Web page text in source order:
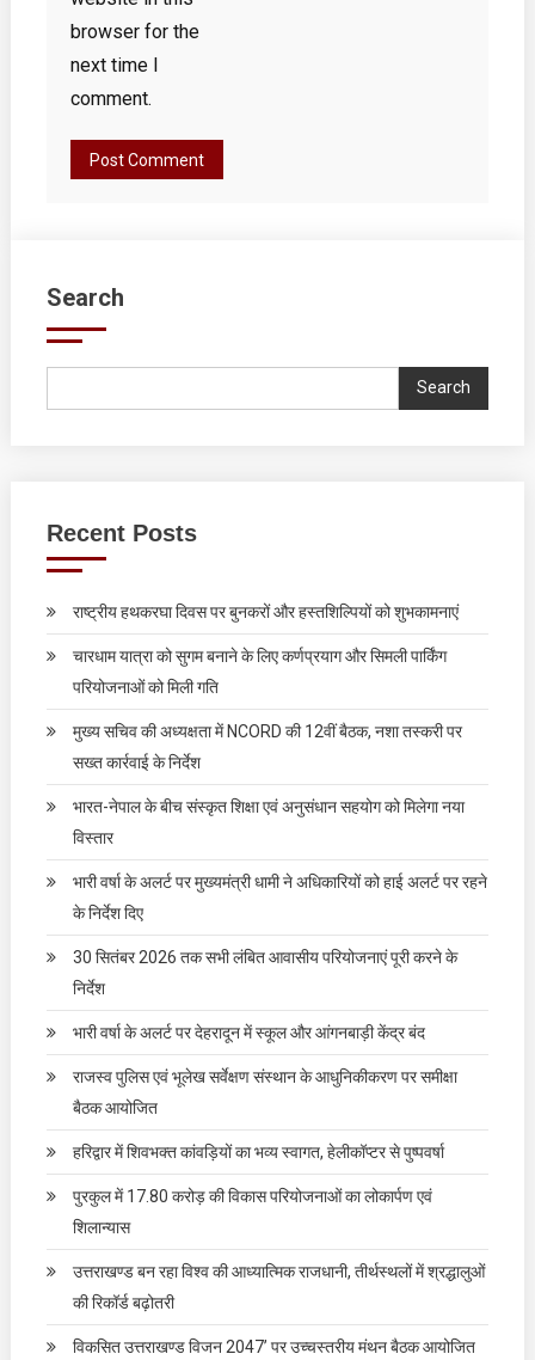
browser for the
next time I
comment.
Search
Search
Recent Posts
राष्ट्रीय हथकरघा दिवस पर बुनकरों और हस्तशिल्पियों को शुभकामनाएं
चारधाम यात्रा को सुगम बनाने के लिए कर्णप्रयाग और सिमली पार्किंग
परियोजनाओं को मिली गति
मुख्य सचिव की अध्यक्षता में NCORD की 12वीं बैठक, नशा तस्करी पर
सख्त कार्रवाई के निर्देश
भारत-नेपाल के बीच संस्कृत शिक्षा एवं अनुसंधान सहयोग को मिलेगा नया
विस्तार
भारी वर्षा के अलर्ट पर मुख्यमंत्री धामी ने अधिकारियों को हाई अलर्ट पर रहने
के निर्देश दिए
30 सितंबर 2026 तक सभी लंबित आवासीय परियोजनाएं पूरी करने के
निर्देश
भारी वर्षा के अलर्ट पर देहरादून में स्कूल और आंगनबाड़ी केंद्र बंद
राजस्व पुलिस एवं भूलेख सर्वेक्षण संस्थान के आधुनिकीकरण पर समीक्षा
बैठक आयोजित
हरिद्वार में शिवभक्त कांवड़ियों का भव्य स्वागत, हेलीकॉप्टर से पुष्पवर्षा
पुरकुल में 17.80 करोड़ की विकास परियोजनाओं का लोकार्पण एवं
शिलान्यास
उत्तराखण्ड बन रहा विश्व की आध्यात्मिक राजधानी, तीर्थस्थलों में श्रद्धालुओं
की रिकॉर्ड बढ़ोतरी
विकसित उत्तराखण्ड विजन 2047’ पर उच्चस्तरीय मंथन बैठक आयोजित